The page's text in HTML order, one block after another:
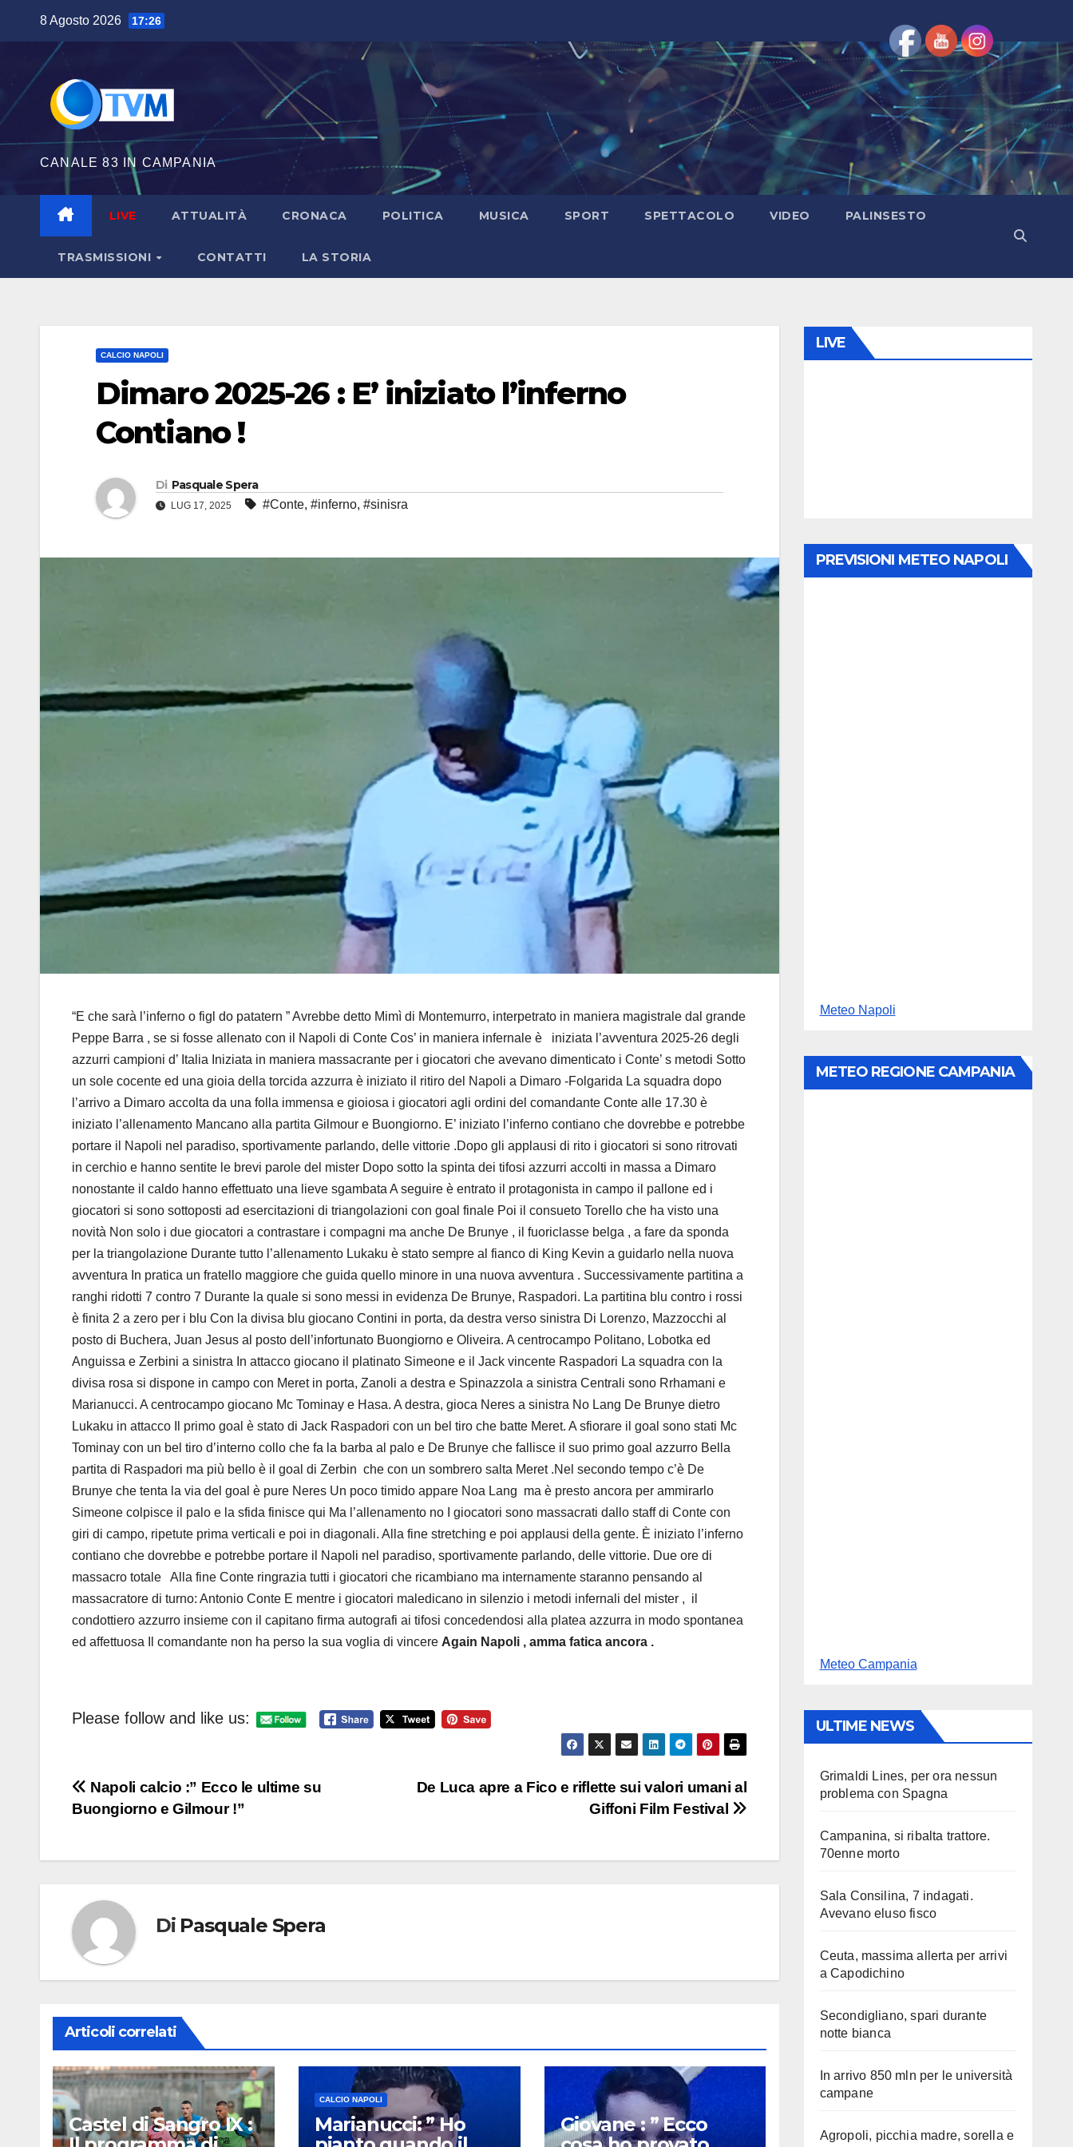
contenuto
8 Agosto 2026 17:26
CANALE 83 IN CAMPANIA
LIVE ATTUALITÀ CRONACA POLITICA MUSICA SPORT SPETTACOLO VIDEO PALINSESTO
TRASMISSIONI CONTATTI LA STORIA
CALCIO NAPOLI
Dimaro 2025-26 : E’ iniziato l’inferno
Contiano !
Di Pasquale Spera
LUG 17, 2025 #Conte, #inferno, #sinisra
“E che sarà l’inferno o figl do patatern ” Avrebbe detto Mimì di Montemurro, interpetrato in maniera magistrale dal grande
Peppe Barra , se si fosse allenato con il Napoli di Conte Cos’ in maniera infernale è iniziata l’avventura 2025-26 degli
azzurri campioni d’ Italia Iniziata in maniera massacrante per i giocatori che avevano dimenticato i Conte’ s metodi Sotto
un sole cocente ed una gioia della torcida azzurra è iniziato il ritiro del Napoli a Dimaro -Folgarida La squadra dopo
l’arrivo a Dimaro accolta da una folla immensa e gioiosa i giocatori agli ordini del comandante Conte alle 17.30 è
iniziato l’allenamento Mancano alla partita Gilmour e Buongiorno. E’ iniziato l’inferno contiano che dovrebbe e potrebbe
portare il Napoli nel paradiso, sportivamente parlando, delle vittorie .Dopo gli applausi di rito i giocatori si sono ritrovati
in cerchio e hanno sentite le brevi parole del mister Dopo sotto la spinta dei tifosi azzurri accolti in massa a Dimaro
nonostante il caldo hanno effettuato una lieve sgambata A seguire è entrato il protagonista in campo il pallone ed i
giocatori si sono sottoposti ad esercitazioni di triangolazioni con goal finale Poi il consueto Torello che ha visto una
novità Non solo i due giocatori a contrastare i compagni ma anche De Brunye , il fuoriclasse belga , a fare da sponda
per la triangolazione Durante tutto l’allenamento Lukaku è stato sempre al fianco di King Kevin a guidarlo nella nuova
avventura In pratica un fratello maggiore che guida quello minore in una nuova avventura . Successivamente partitina a
ranghi ridotti 7 contro 7 Durante la quale si sono messi in evidenza De Brunye, Raspadori. La partitina blu contro i rossi
è finita 2 a zero per i blu Con la divisa blu giocano Contini in porta, da destra verso sinistra Di Lorenzo, Mazzocchi al
posto di Buchera, Juan Jesus al posto dell’infortunato Buongiorno e Oliveira. A centrocampo Politano, Lobotka ed
Anguissa e Zerbini a sinistra In attacco giocano il platinato Simeone e il Jack vincente Raspadori La squadra con la
divisa rosa si dispone in campo con Meret in porta, Zanoli a destra e Spinazzola a sinistra Centrali sono Rrhamani e
Marianucci. A centrocampo giocano Mc Tominay e Hasa. A destra, gioca Neres a sinistra No Lang De Brunye dietro
Lukaku in attacco Il primo goal è stato di Jack Raspadori con un bel tiro che batte Meret. A sfiorare il goal sono stati Mc
Tominay con un bel tiro d’interno collo che fa la barba al palo e De Brunye che fallisce il suo primo goal azzurro Bella
partita di Raspadori ma più bello è il goal di Zerbin che con un sombrero salta Meret .Nel secondo tempo c’è De
Brunye che tenta la via del goal è pure Neres Un poco timido appare Noa Lang ma è presto ancora per ammirarlo
Simeone colpisce il palo e la sfida finisce qui Ma l’allenamento no I giocatori sono massacrati dallo staff di Conte con
giri di campo, ripetute prima verticali e poi in diagonali. Alla fine stretching e poi applausi della gente. È iniziato l’inferno
contiano che dovrebbe e potrebbe portare il Napoli nel paradiso, sportivamente parlando, delle vittorie. Due ore di
massacro totale Alla fine Conte ringrazia tutti i giocatori che ricambiano ma internamente staranno pensando al
massacratore di turno: Antonio Conte E mentre i giocatori maledicano in silenzio i metodi infernali del mister , il
condottiero azzurro insieme con il capitano firma autografi ai tifosi concedendosi alla platea azzurra in modo spontanea
ed affettuosa Il comandante non ha perso la sua voglia di vincere Again Napoli , amma fatica ancora .
Please follow and like us:
Navigazione
articoli
De Luca apre a Fico e riflette sui valori umani al
Giffoni Film Festival
Napoli calcio :” Ecco le ultime su
Buongiorno e Gilmour !”
Di Pasquale Spera
Articoli correlati
Castel di Sangro IX :
CALCIO NAPOLI
Marianucci: ” Ho
Giovane : ” Ecco
LIVE
PREVISIONI METEO NAPOLI
Meteo Napoli
METEO REGIONE CAMPANIA
Meteo Campania
ULTIME NEWS
Grimaldi Lines, per ora nessun
problema con Spagna
Campanina, si ribalta trattore.
70enne morto
Sala Consilina, 7 indagati.
Avevano eluso fisco
Ceuta, massima allerta per arrivi
a Capodichino
Secondigliano, spari durante
notte bianca
In arrivo 850 mln per le università
campane
Agropoli, picchia madre, sorella e